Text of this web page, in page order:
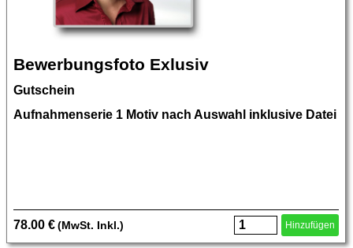
Bewerbungsfoto Exlusiv
Gutschein
Aufnahmenserie 1 Motiv nach Auswahl inklusive Datei
78.00 € (MwSt. Inkl.) Hinzufügen